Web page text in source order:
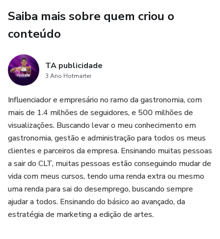
Saiba mais sobre quem criou o
conteúdo
TA publicidade
3 Ano Hotmarter
Influenciador e empresário no ramo da gastronomia, com
mais de 1.4 milhões de seguidores, e 500 milhões de
visualizações. Buscando levar o meu conhecimento em
gastronomia, gestão e administração para todos os meus
clientes e parceiros da empresa. Ensinando muitas pessoas
a sair do CLT, muitas pessoas estão conseguindo mudar de
vida com meus cursos, tendo uma renda extra ou mesmo
uma renda para sai do desemprego, buscando sempre
ajudar a todos. Ensinando do básico ao avançado, da
estratégia de marketing a edição de artes.